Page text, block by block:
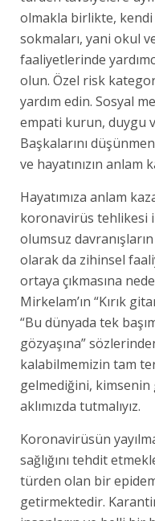
olmakla birlikte, kendi
sokmaları, yani okul
faaliyetlerinde
olun. Özel risk
yardım edin. Sosyal
empati kurun, duygu
Başkalarını
ve hayatınızın anlam
Hayatımıza anlam
koronavirüs tehlikesi
olumsuz
olarak da zihinsel
ortaya çıkmasına
Mirkelam’ın “Kırık
“Bu dünyada tek
gözyaşına”
kalabilmemizin tam
gelmediğini, kimsenin
aklımızda tutmalıyız.
Koronavirüsün
sağlığını tehdit
türden olan bir
getirmektedir.